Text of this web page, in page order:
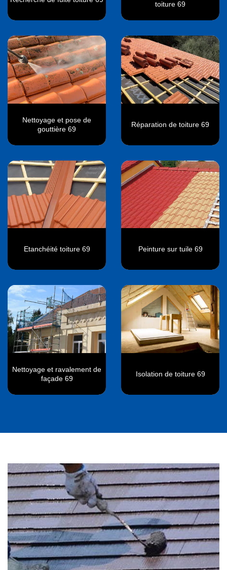
toiture 69
Nettoyage et pose de
gouttière 69
Réparation de toiture 69
Etanchéité toiture 69 Peinture sur tuile 69
Nettoyage et ravalement de
façade 69
Isolation de toiture 69